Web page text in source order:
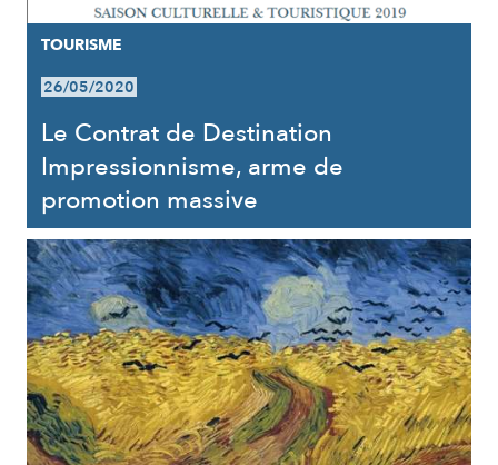
TOURISME
26/05/2020
Le Contrat de Destination
Impressionnisme, arme de
promotion massive